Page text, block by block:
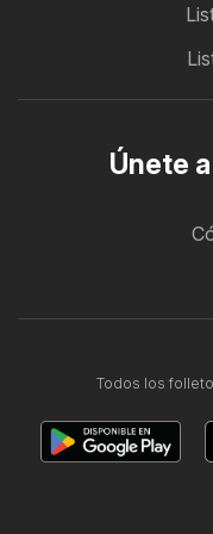
Únete
Todos los